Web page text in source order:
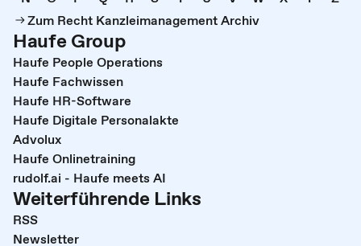
Zum Recht Kanzleimanagement Archiv
Haufe Group
Haufe People Operations
Haufe Fachwissen
Haufe HR-Software
Haufe Digitale Personalakte
Advolux
Haufe Onlinetraining
rudolf.ai - Haufe meets AI
Weiterführende Links
RSS
Newsletter